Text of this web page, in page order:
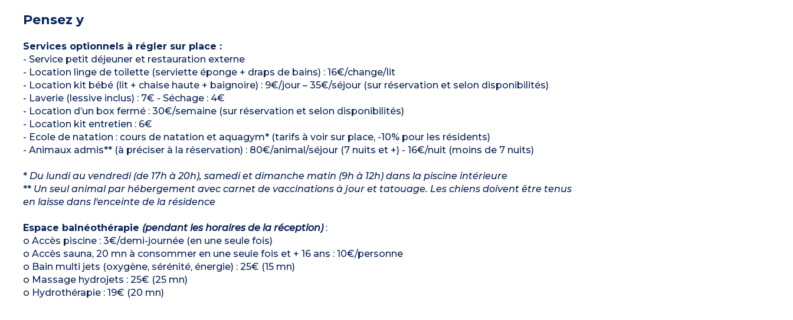
Pensez y
Services optionnels à régler sur place :
- Service petit déjeuner et restauration externe
- Location linge de toilette (serviette éponge + draps de bains) : 16€/change/lit
- Location kit bébé (lit + chaise haute + baignoire) : 9€/jour – 35€/séjour (sur réservation et selon disponibilités)
- Laverie (lessive inclus) : 7€ - Séchage : 4€
- Location d’un box fermé : 30€/semaine (sur réservation et selon disponibilités)
- Location kit entretien : 6€
- Ecole de natation : cours de natation et aquagym* (tarifs à voir sur place, -10% pour les résidents)
- Animaux admis** (à préciser à la réservation) : 80€/animal/séjour (7 nuits et +) - 16€/nuit (moins de 7 nuits)
* Du lundi au vendredi (de 17h à 20h), samedi et dimanche matin (9h à 12h) dans la piscine intérieure
** Un seul animal par hébergement avec carnet de vaccinations à jour et tatouage. Les chiens doivent être tenus
en laisse dans l'enceinte de la résidence
Espace balnéothérapie (pendant les horaires de la réception):
o Accès piscine : 3€/demi-journée (en une seule fois)
o Accès sauna, 20 mn à consommer en une seule fois et + 16 ans : 10€/personne
o Bain multi jets (oxygène, sérénité, énergie) : 25€ (15 mn)
o Massage hydrojets : 25€ (25 mn)
o Hydrothérapie : 19€ (20 mn)